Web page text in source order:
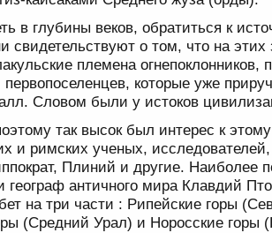
в глубины веков, обратиться к
свидетельствуют о том, что на
племена огнепоклонников,
которые уже
Словом были у истоков
так высок был интерес к
и римских ученых, исследователей,
Плиний и другие. Наиболее
географ античного мира Клавдий
на три части : Рипейские горы
(Средний Урал) и Норосские